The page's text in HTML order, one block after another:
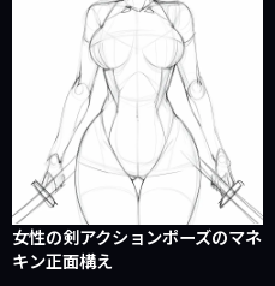
女性の剣アクションポーズのマネ
キン正面構え